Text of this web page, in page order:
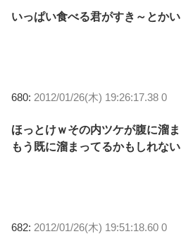
いっぱい食べる君がすき～とか
680: 2012/01/26(木) 19:26:17.38 0
ほっとけｗその内ツケが腹に溜
もう既に溜まってるかもしれな
682: 2012/01/26(木) 19:51:18.60 0